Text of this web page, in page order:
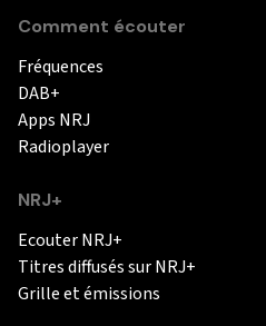
Comment écouter
Fréquences
DAB+
Apps NRJ
Radioplayer
NRJ+
Ecouter NRJ+
Titres diffusés sur NRJ+
Grille et émissions